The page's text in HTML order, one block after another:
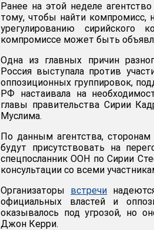
Ранее на этой неделе
тому, чтобы найти компромисс,
урегулированию сирийского
компромиссе может быть
Одна из главных причин
Россия выступала против
оппозиционных группировок,
РФ настаивала на
главы правительства Сирии
Муслима.
По данным агентства, сторонам
будут присутствовать на
спецпосланник ООН по Сирии
консультации со всеми
Организаторы встречи
официальных властей и
оказывалось под угрозой, но
Джон Керри.